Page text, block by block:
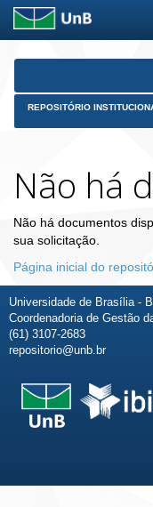
Skip
REPOSITÓRIO
Não há
Não há documentos
sua solicitação.
Página inicial do
Universidade de Brasília -
Coordenadoria de Gestão
(61) 3107-2683
repositorio@unb.br